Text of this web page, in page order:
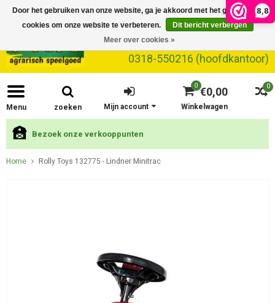
8,8
0318-550216 (hoofdkantoor)
Menu zoeken
0
0 €0,00
Winkelwagen
Mijn account
Bezoek onze verkooppunten
Home Rolly Toys 132775 - Lindner Minitrac
Door het gebruiken van onze website, ga je akkoord met het gebruik van
cookies om onze website te verbeteren.
Dit bericht verbergen
Meer over cookies »